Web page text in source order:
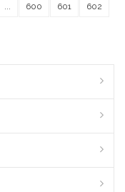
600 601 602